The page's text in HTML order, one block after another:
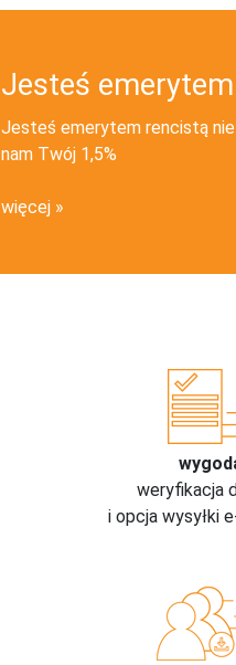
Jesteś
Jesteś emerytem rencistą
nam Twój 1,5%
więcej
weryfikacja
i opcja wysyłki